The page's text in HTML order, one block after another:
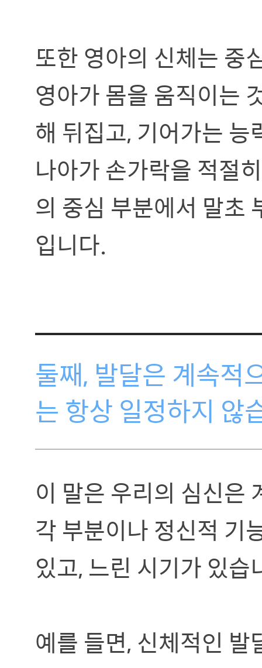
또한 영아의 신체는 중
영아가 몸을 움직이는
해 뒤집고, 기어가는
나아가 손가락을 적절
의 중심 부분에서 말초
입니다.
둘째, 발달은 계속적
는 항상 일정하지 않
이 말은 우리의 심신은
각 부분이나 정신적 기
있고, 느린 시기가 있습
예를 들면, 신체적인